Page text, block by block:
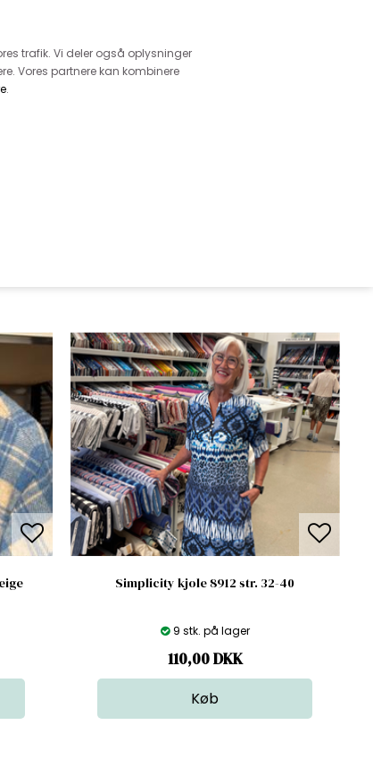
trafik. Vi deler også oplysninger
Vores partnere kan kombinere
.
Simplicity kjole 8912 str. 32-40
9 stk. på lager
110,00DKK